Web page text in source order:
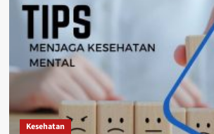
Kesehatan